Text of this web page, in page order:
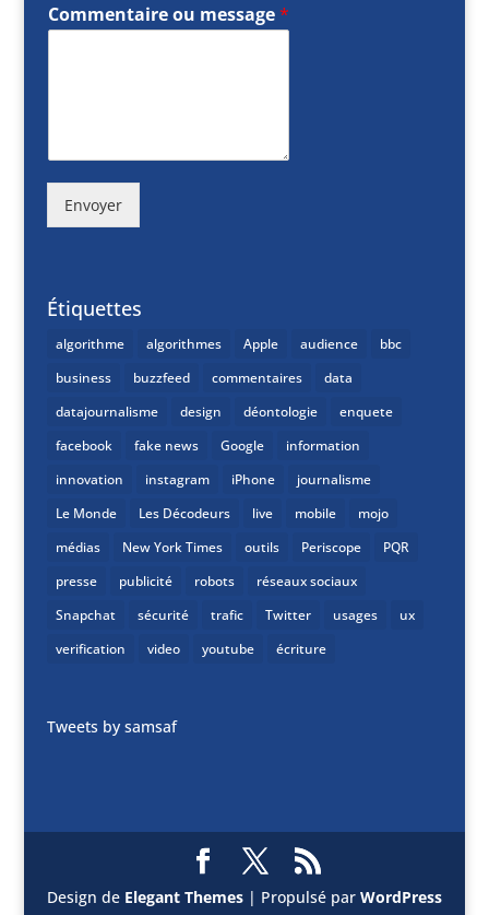
Commentaire ou message*
Envoyer
Étiquettes
algorithme algorithmes Apple audience
bbc
business
buzzfeed commentaires
data
datajournalisme
design déontologie
enquete
facebook
fake news Google
information
innovation
instagram iPhone
journalisme
Le Monde
Les Décodeurs live mobile
mojo
médias
New York Times outils Periscope
PQR
presse
publicité robots
réseaux sociaux
Snapchat
sécurité trafic Twitter usages
ux
verification
video youtube écriture
Tweets by samsaf
Design de Elegant Themes| Propulsé par WordPress